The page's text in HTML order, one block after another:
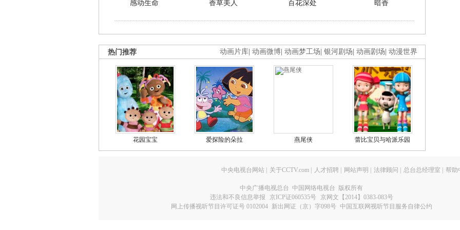
感动生命 香草美人 百花深处 暗香
动画片库 动画微博 动画梦工场 银河剧场 动画剧场 动漫世界
热门推荐
花园宝宝 爱探险的朵拉 燕尾侠 蕾比宝贝与哈派乐园
中央电视台网站 关于CCTV.com 人才招聘 网站声明 法律顾问 总台总经理室 帮助
中央广播电视总台 中国网络电视台 版权所有
违法和不良信息举报
京ICP证060535号
京网文【2014】0383-083号
网上传播视听节目许可证号 0102004 新出网证（京）字098号 中国互联网视听节目服务自律公约